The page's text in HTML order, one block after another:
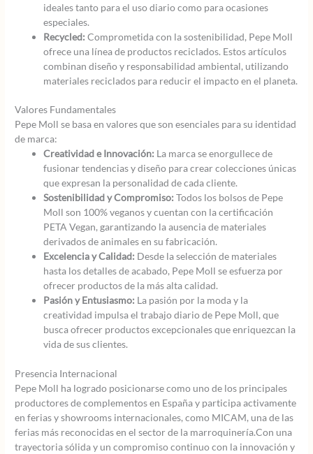
ideales tanto para el uso diario como para ocasiones
especiales.
Recycled: Comprometida con la sostenibilidad, Pepe Moll
ofrece una línea de productos reciclados. Estos artículos
combinan diseño y responsabilidad ambiental, utilizando
materiales reciclados para reducir el impacto en el planeta.
Valores Fundamentales
Pepe Moll se basa en valores que son esenciales para su identidad
de marca:
Creatividad e Innovación: La marca se enorgullece de
fusionar tendencias y diseño para crear colecciones únicas
que expresan la personalidad de cada cliente.
Sostenibilidad y Compromiso: Todos los bolsos de Pepe
Moll son 100% veganos y cuentan con la certificación
PETA Vegan, garantizando la ausencia de materiales
derivados de animales en su fabricación.
Excelencia y Calidad: Desde la selección de materiales
hasta los detalles de acabado, Pepe Moll se esfuerza por
ofrecer productos de la más alta calidad.
Pasión y Entusiasmo: La pasión por la moda y la
creatividad impulsa el trabajo diario de Pepe Moll, que
busca ofrecer productos excepcionales que enriquezcan la
vida de sus clientes.
Presencia Internacional
Pepe Moll ha logrado posicionarse como uno de los principales
productores de complementos en España y participa activamente
en ferias y showrooms internacionales, como MICAM, una de las
ferias más reconocidas en el sector de la marroquinería.Con una
trayectoria sólida y un compromiso continuo con la innovación y